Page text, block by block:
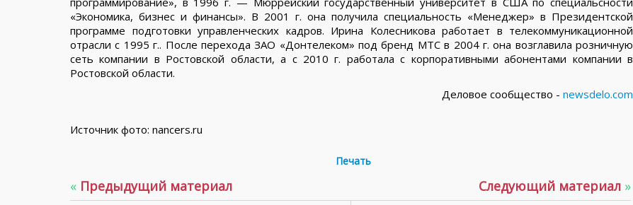
«Экономика, бизнес и финансы». В 2001 г. она получила специальность «Менеджер» в Президентской
программе подготовки управленческих кадров. Ирина Колесникова работает в телекоммуникационной
отрасли с 1995 г.. После перехода ЗАО «Донтелеком» под бренд МТС в 2004 г. она возглавила розничную
сеть компании в Ростовской области, а с 2010 г. работала с корпоративными абонентами компании в
Ростовской области.
Деловое сообщество - newsdelo.com
Источник фото: financers.ru
Печать
« Предыдущий материал Следующий материал »